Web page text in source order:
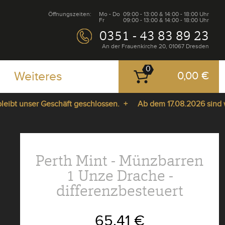
Mo - Do 09:00 - 13:00 & 14:00 - 18:00 Uhr
Fr
09:00 - 13:00 & 14:00 - 18:00 Uhr
Öffnungszeiten:
0351 - 43 83 89 23
An der Frauenkirche 20, 01067 Dresden
Weiteres
0
0,00 €
unser Geschäft geschlossen. + Ab dem 17.08.2026 sind wir
Perth Mint - Münzbarren
1 Unze Drache -
differenzbesteuert
65,41 €